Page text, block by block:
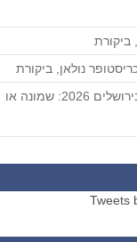
ביקורת
נולאן, ביקורת
פסטיבל הקולנוע בירושלים 2026: שמונה או
Tweets